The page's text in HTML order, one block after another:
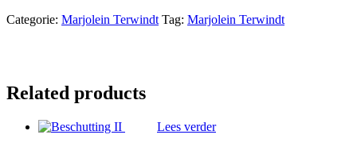
Categorie: Marjolein Terwindt Tag: Marjolein Terwindt
Related products
Lees verder